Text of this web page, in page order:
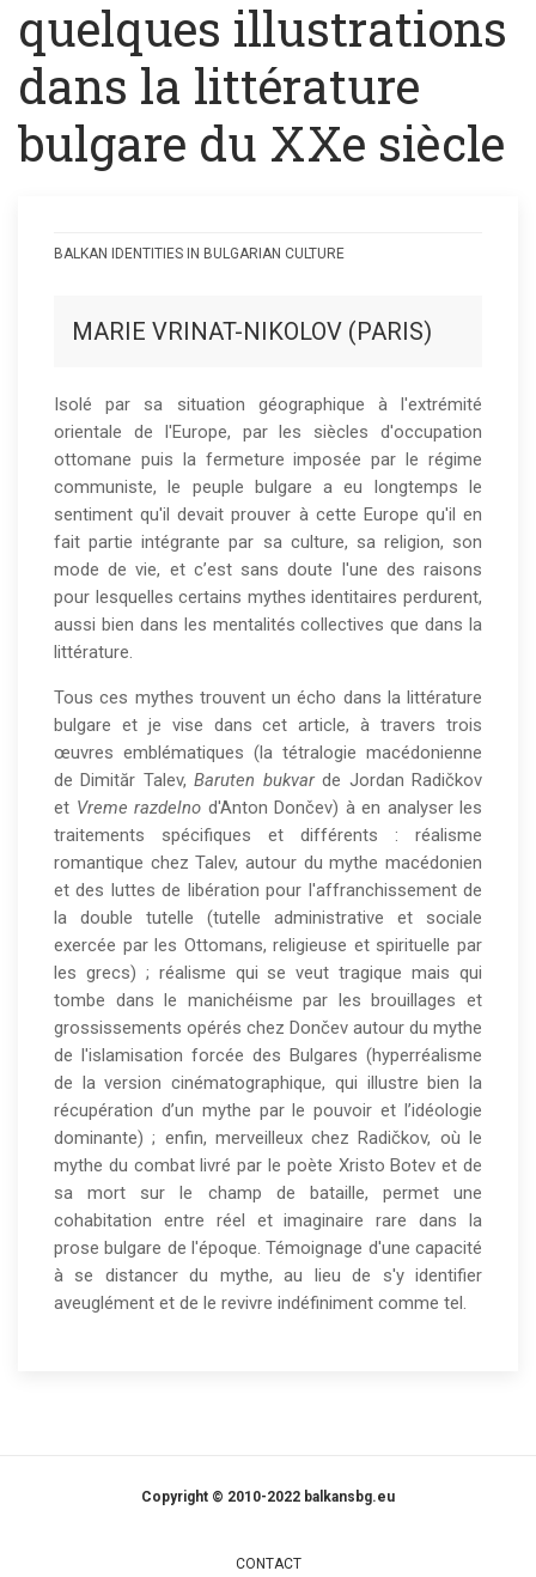
quelques illustrations
dans la littérature
bulgare du XXe siècle
historiques
mythes
identitaires
:
quelques
illustrations
dans
la
littérature
bulgare
du
XXe
siècle
BALKAN IDENTITIES IN BULGARIAN CULTURE
MARIE VRINAT-NIKOLOV (PARIS)
Isolé par sa situation géographique à l'extrémité
orientale de l'Europe, par les siècles d'occupation
ottomane puis la fermeture imposée par le régime
communiste, le peuple bulgare a eu longtemps le
sentiment qu'il devait prouver à cette Europe qu'il en
fait partie intégrante par sa culture, sa religion, son
mode de vie, et c’est sans doute l'une des raisons
pour lesquelles certains mythes identitaires perdurent,
aussi bien dans les mentalités collectives que dans la
littérature.
Tous ces mythes trouvent un écho dans la littérature
bulgare et je vise dans cet article, à travers trois
œuvres emblématiques (la tétralogie macédonienne
de Dimităr Talev,Baruten bukvarde Jordan Radičkov
et Vreme razdelno d'Anton Dončev) à en analyser les
traitements spécifiques et différents : réalisme
romantique chez Talev, autour du mythe macédonien
et des luttes de libération pour l'affranchissement de
la double tutelle (tutelle administrative et sociale
exercée par les Ottomans, religieuse et spirituelle par
les grecs) ; réalisme qui se veut tragique mais qui
tombe dans le manichéisme par les brouillages et
grossissements opérés chez Dončev autour du mythe
de l'islamisation forcée des Bulgares (hyperréalisme
de la version cinématographique, qui illustre bien la
récupération d’un mythe par le pouvoir et l’idéologie
dominante) ; enfin, merveilleux chez Radičkov, où le
mythe du combat livré par le poète Xristo Botev et de
sa mort sur le champ de bataille, permet une
cohabitation entre réel et imaginaire rare dans la
prose bulgare de l'époque. Témoignage d'une capacité
à se distancer du mythe, au lieu de s'y identifier
aveuglément et de le revivre indéfiniment comme tel.
Copyright © 2010-2022 balkansbg.eu
CONTACT